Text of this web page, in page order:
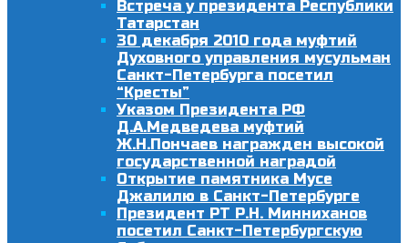
Встреча у президента Республики
Татарстан
30 декабря 2010 года муфтий
Духовного управления мусульман
Санкт-Петербурга посетил
“Кресты”
Указом Президента РФ
Д.А.Медведева муфтий
Ж.Н.Пончаев награжден высокой
государственной наградой
Открытие памятника Мусе
Джалилю в Санкт-Петербурге
Президент РТ Р.Н. Минниханов
посетил Санкт-Петербургскую